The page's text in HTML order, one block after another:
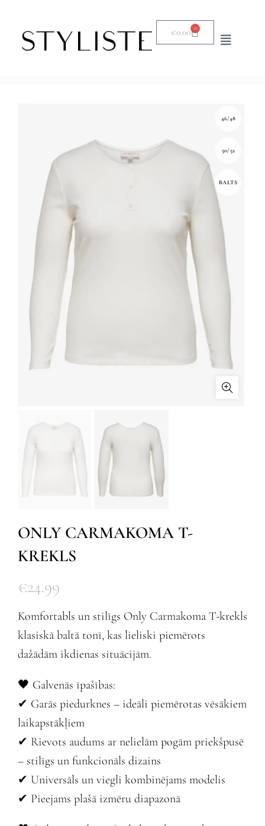
€0.00 0
46/48
50/52
BALTS
ONLY CARMAKOMA T-
KREKLS
€24.99
Komfortabls un stilīgs Only Carmakoma T-krekls
klasiskā baltā tonī, kas lieliski piemērots
dažādām ikdienas situācijām.
🖤 Galvenās īpašības:
✔ Garās piedurknes – ideāli piemērotas vēsākiem
laikapstākļiem
✔ Rievots audums ar nelielām pogām priekšpusē
– stilīgs un funkcionāls dizains
✔ Universāls un viegli kombinējams modelis
✔ Pieejams plašā izmēru diapazonā